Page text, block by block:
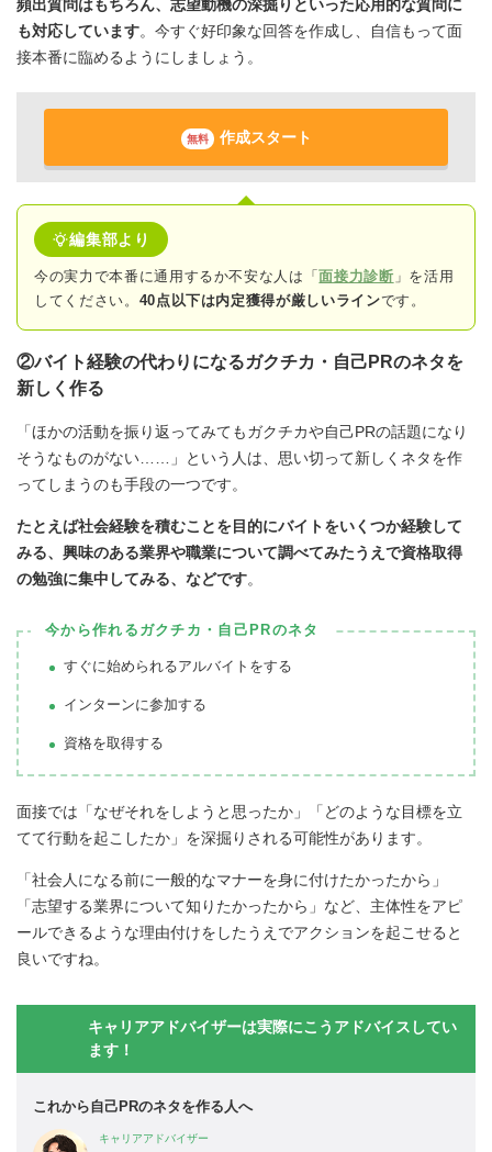
頻出質問はもちろん、志望動機の深掘りといった応用的な質問に
も対応しています。今すぐ好印象な回答を作成し、自信もって面
接本番に臨めるようにしましょう。
無料 作成スタート
編集部より
今の実力で本番に通用するか不安な人は「面接力診断 」を活用
してください。 40点以下は内定獲得が厳しいラインです。
②バイト経験の代わりになるガクチカ・自己PRのネタを
新しく作る
「ほかの活動を振り返ってみてもガクチカや自己PRの話題になり
そうなものがない……」という人は、思い切って新しくネタを作
ってしまうのも手段の一つです。
たとえば社会経験を積むことを目的にバイトをいくつか経験して
みる、興味のある業界や職業について調べてみたうえで資格取得
の勉強に集中してみる、などです。
今から作れるガクチカ・自己PRのネタ
すぐに始められるアルバイトをする
インターンに参加する
資格を取得する
面接では「なぜそれをしようと思ったか」「どのような目標を立
てて行動を起こしたか」を深掘りされる可能性があります。
「社会人になる前に一般的なマナーを身に付けたかったから」
「志望する業界について知りたかったから」など、主体性をアピ
ールできるような理由付けをしたうえでアクションを起こせると
良いですね。
キャリアアドバイザーは実際にこうアドバイスしてい
ます！
これから自己PRのネタを作る人へ
キャリアアドバイザー